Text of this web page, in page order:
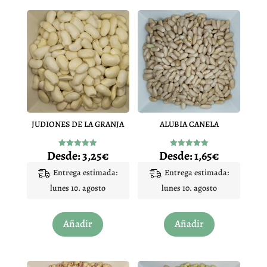
JUDIONES DE LA GRANJA
Valorado
con
de 5
Desde:3,25€
Entrega estimada:
lunes 10. agosto
Añadir
producto
ALUBIA CANELA
Valorado
con
de 5
Desde:1,65€
Entrega estimada:
lunes 10. agosto
Añadir
producto